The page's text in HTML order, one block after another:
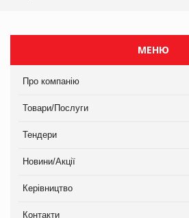
МЕНЮ
Про компанію
Товари/Послуги
Тендери
Новини/Акції
Керівництво
Контакти